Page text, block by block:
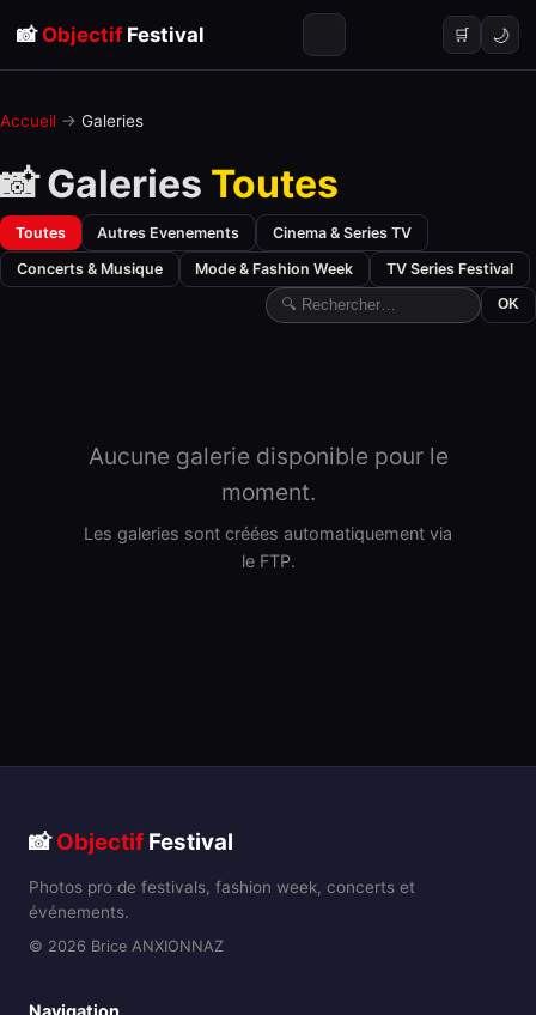
📸 ObjectifFestival 🛒 🌙
Accueil → Galeries
📸 Galeries Toutes
Toutes Autres Evenements Cinema & Series TV
Concerts & Musique Mode & Fashion Week TV Series Festival
OK
Aucune galerie disponible pour le
moment.
Les galeries sont créées automatiquement via
le FTP.
📸Objectif Festival
Photos pro de festivals, fashion week, concerts et
événements.
© 2026 Brice ANXIONNAZ
Navigation